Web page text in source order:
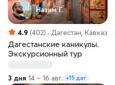
Назим Г.
4.9 (402) Дагестан, Кавказ
Дагестанские каникулы.
Экскурсионный тур
3 дня 14 – 16 авг. +15 дат